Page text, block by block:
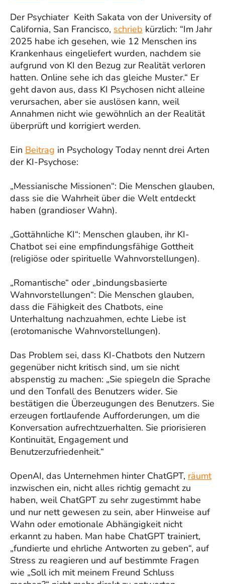
Der Psychiater Keith Sakata von der University of
California, San Francisco, schrieb kürzlich: “Im Jahr
2025 habe ich gesehen, wie 12 Menschen ins
Krankenhaus eingeliefert wurden, nachdem sie
aufgrund von KI den Bezug zur Realität verloren
hatten. Online sehe ich das gleiche Muster.“ Er
geht davon aus, dass KI Psychosen nicht alleine
verursachen, aber sie auslösen kann, weil
Annahmen nicht wie gewöhnlich an der Realität
überprüft und korrigiert werden.
Ein Beitrag in Psychology Today nennt drei Arten
der KI-Psychose:
„Messianische Missionen“: Die Menschen glauben,
dass sie die Wahrheit über die Welt entdeckt
haben (grandioser Wahn).
„Gottähnliche KI“: Menschen glauben, ihr KI-
Chatbot sei eine empfindungsfähige Gottheit
(religiöse oder spirituelle Wahnvorstellungen).
„Romantische“ oder „bindungsbasierte
Wahnvorstellungen“: Die Menschen glauben,
dass die Fähigkeit des Chatbots, eine
Unterhaltung nachzuahmen, echte Liebe ist
(erotomanische Wahnvorstellungen).
Das Problem sei, dass KI-Chatbots den Nutzern
gegenüber nicht kritisch sind, um sie nicht
abspenstig zu machen: „Sie spiegeln die Sprache
und den Tonfall des Benutzers wider. Sie
bestätigen die Überzeugungen des Benutzers. Sie
erzeugen fortlaufende Aufforderungen, um die
Konversation aufrechtzuerhalten. Sie priorisieren
Kontinuität, Engagement und
Benutzerzufriedenheit.“
OpenAI, das Unternehmen hinter ChatGPT, räumt
inzwischen ein, nicht alles richtig gemacht zu
haben, weil ChatGPT zu sehr zugestimmt habe
und nur nett gewesen zu sein, aber Hinweise auf
Wahn oder emotionale Abhängigkeit nicht
erkannt zu haben. Man habe ChatGPT trainiert,
„fundierte und ehrliche Antworten zu geben“, auf
Stress zu reagieren und auf bestimmte Fragen
wie „Soll ich mit meinem Freund Schluss